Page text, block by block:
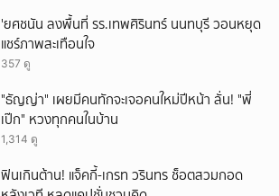
'ยศชนัน ลงพื้นที่ รร.เทพศิรินทร์ นนทบุรี วอนหยุด
แชร์ภาพสะเทือนใจ
357 ดู
"ธัญญ่า" เผยมีคนทักจะเจอคนใหม่ปีหน้า ลั่น! "พี่
เป๊ก" หวงทุกคนในบ้าน
1,314 ดู
ฟินเกินต้าน! แจ็คกี้-เกรท วรินทร ช็อตสวมกอด